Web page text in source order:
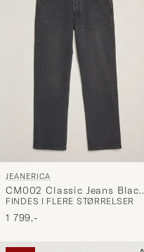
JEANERICA
CM002 Classic Jeans Black
Overdye
FINDES I FLERE STØRRELSER
1 799,-